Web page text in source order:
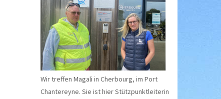
Wir treffen Magali in Cherbourg, im Port
Chantereyne. Sie ist hier Stützpunktleiterin